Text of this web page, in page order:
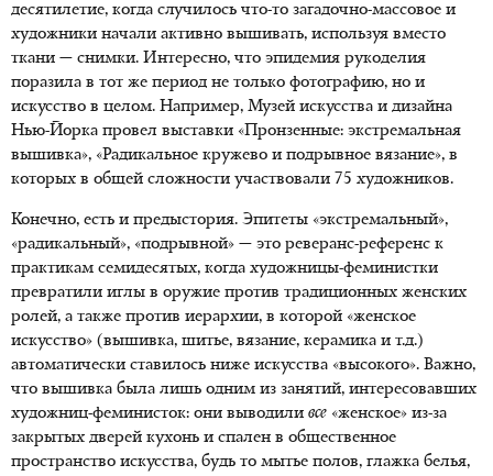
десятилетие, когда случилось что-то загадочно-массовое и
художники начали активно вышивать, используя вместо
ткани — снимки. Интересно, что эпидемия рукоделия
поразила в тот же период не только фотографию, но и
искусство в целом. Например, Музей искусства и дизайна
Нью-Йорка провел выставки «Пронзенные: экстремальная
вышивка», «Радикальное кружево и подрывное вязание», в
которых в общей сложности участвовали 75 художников.
Конечно, есть и предыстория. Эпитеты «экстремальный»,
«радикальный», «подрывной» — это реверанс-референс к
практикам семидесятых, когда художницы-феминистки
превратили иглы в оружие против традиционных женских
ролей, а также против иерархии, в которой «женское
искусство» (вышивка, шитье, вязание, керамика и т.д.)
автоматически ставилось ниже искусства «высокого». Важно,
что вышивка была лишь одним из занятий, интересовавших
художниц-феминисток: они выводили все «женское» из-за
закрытых дверей кухонь и спален в общественное
пространство искусства, будь то мытье полов, глажка белья,